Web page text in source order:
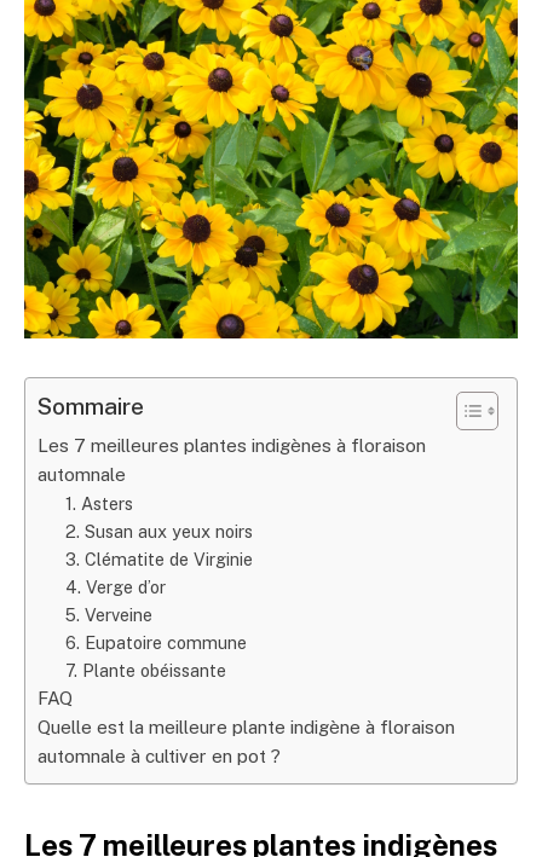
Sommaire
Les 7 meilleures plantes indigènes à floraison
automnale
1. Asters
2. Susan aux yeux noirs
3. Clématite de Virginie
4. Verge d’or
5. Verveine
6. Eupatoire commune
7. Plante obéissante
FAQ
Quelle est la meilleure plante indigène à floraison
automnale à cultiver en pot ?
Les 7 meilleures plantes indigènes